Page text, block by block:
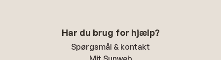
Har du brug for hjælp?
Spørgsmål & kontakt